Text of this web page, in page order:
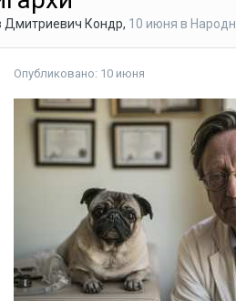
Дмитриевич Кондр, 10 июня в
Опубликовано: 10 июня